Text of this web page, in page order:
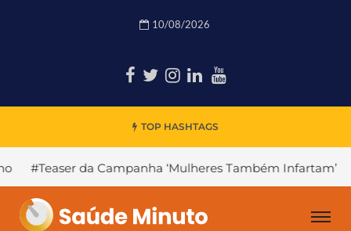
10/08/2026
TOP HASHTAGS
Campanha ‘Mulheres Também Infartam’ #Declínio